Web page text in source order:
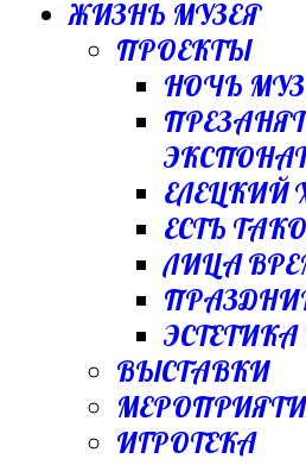
ЖИЗНЬ МУЗЕЯ
ПРОЕКТЫ
НОЧЬ
ЕЛЕЦКИЙ
ЕСТЬ
ЛИЦА
ВЫСТАВКИ
ИГРОТЕКА